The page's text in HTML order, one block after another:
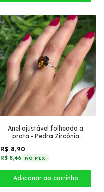
Anel ajustável folheado a
prata - Pedra Zircônia
R$ 8,90
R$ 8,46 NO PIX